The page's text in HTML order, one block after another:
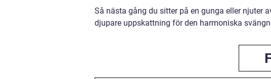
Så nästa gång du sitter på en gunga eller njuter
djupare uppskattning för den harmoniska